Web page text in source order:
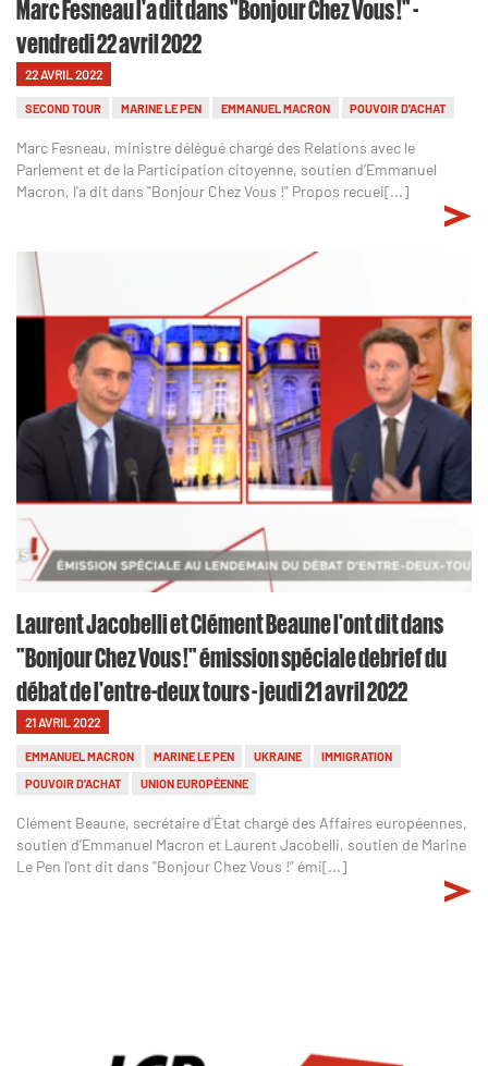
Marc Fesneau l'a dit dans "Bonjour Chez Vous !" -
vendredi 22 avril 2022
22 AVRIL 2022
SECOND TOUR MARINE LE PEN EMMANUEL MACRON POUVOIR D'ACHAT
Marc Fesneau, ministre délégué chargé des Relations avec le
Parlement et de la Participation citoyenne, soutien d’Emmanuel
Macron, l'a dit dans "Bonjour Chez Vous !" Propos recuei[...]
Laurent Jacobelli et Clément Beaune l'ont dit dans
"Bonjour Chez Vous !" émission spéciale debrief du
débat de l'entre-deux tours - jeudi 21 avril 2022
21 AVRIL 2022
EMMANUEL MACRON MARINE LE PEN UKRAINE
IMMIGRATION
POUVOIR D'ACHAT
UNION EUROPÉENNE
Clément Beaune, secrétaire d'État chargé des Affaires européennes,
soutien d’Emmanuel Macron et Laurent Jacobelli, soutien de Marine
Le Pen l'ont dit dans "Bonjour Chez Vous !" émi[...]